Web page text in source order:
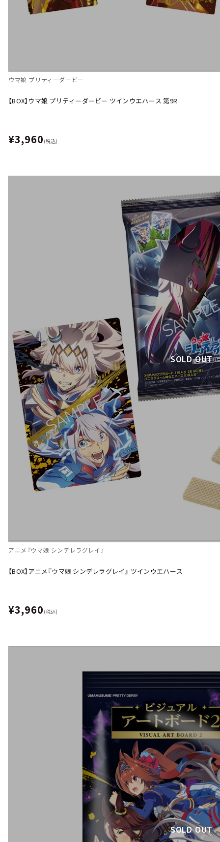
ウマ娘 プリティーダービー
【BOX】ウマ娘 プリティーダービー ツインウエハース 第9R
¥3,960 (税込)
SOLD OUT
アニメ『ウマ娘 シンデレラグレイ』
【BOX】アニメ『ウマ娘 シンデレラグレイ』 ツインウエハース
¥3,960 (税込)
SOLD OUT